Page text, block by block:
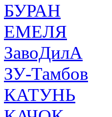
БУРАН
ЕМЕЛЯ
ЗавоДилА
ЗУ-Тамбов
КАТУНЬ